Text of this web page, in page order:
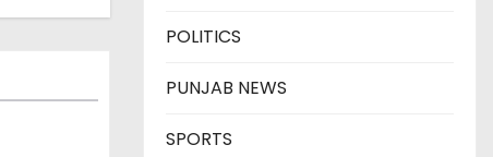
POLITICS
PUNJAB NEWS
SPORTS